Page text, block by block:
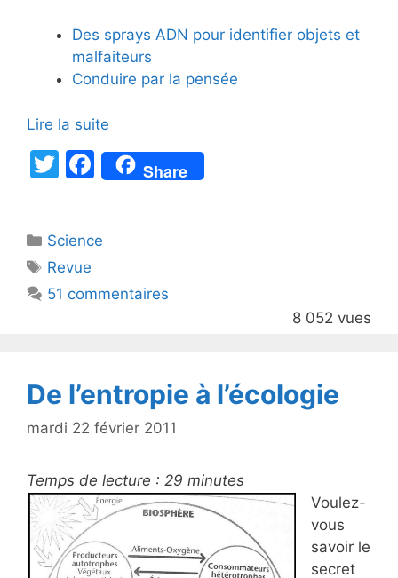
Des sprays ADN pour identifier objets et
malfaiteurs
Conduire par la pensée
Lire la suite
T
er
F
a
e
o
Share
Catégories
Science
Étiquettes
Revue
51 commentaires
8 052 vues
De l’entropie à l’écologie
mardi 22 février 2011
Temps de lecture : 29 minutes
Voulez-
vous
savoir le
secret